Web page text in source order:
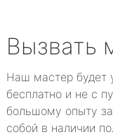
Вызвать
Наш мастер будет
бесплатно и не с
большому опыту
собой в наличии